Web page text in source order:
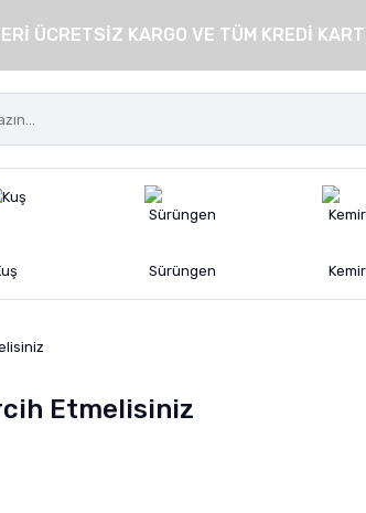
ÜCRETSİZ KARGO VE TÜM KREDİ
Sürüngen
Etmelisiniz